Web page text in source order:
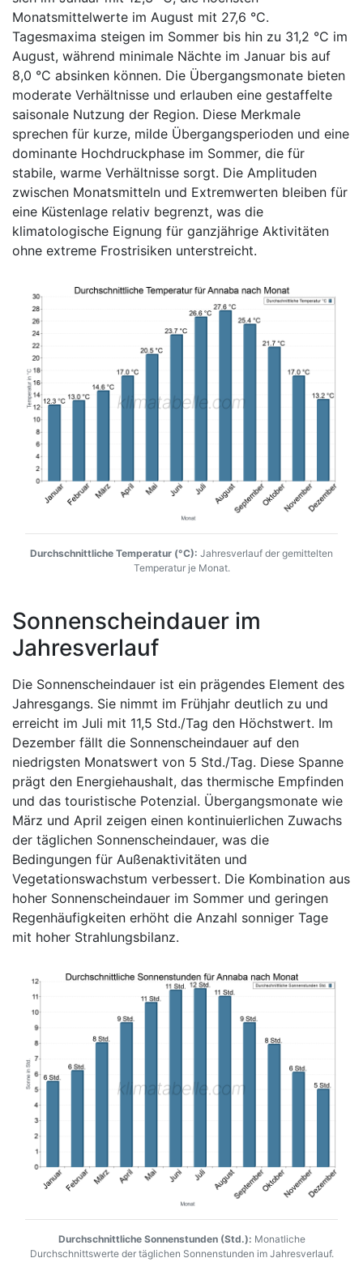
Monatsmittelwerte im August mit 27,6 °C.
Tagesmaxima steigen im Sommer bis hin zu 31,2 °C im
August, während minimale Nächte im Januar bis auf
8,0 °C absinken können. Die Übergangsmonate bieten
moderate Verhältnisse und erlauben eine gestaffelte
saisonale Nutzung der Region. Diese Merkmale
sprechen für kurze, milde Übergangsperioden und eine
dominante Hochdruckphase im Sommer, die für
stabile, warme Verhältnisse sorgt. Die Amplituden
zwischen Monatsmitteln und Extremwerten bleiben für
eine Küstenlage relativ begrenzt, was die
klimatologische Eignung für ganzjährige Aktivitäten
ohne extreme Frostrisiken unterstreicht.
Durchschnittliche Temperatur (°C): Jahresverlauf der gemittelten
Temperatur je Monat.
Sonnenscheindauer im
Jahresverlauf
Die Sonnenscheindauer ist ein prägendes Element des
Jahresgangs. Sie nimmt im Frühjahr deutlich zu und
erreicht im Juli mit 11,5 Std./Tag den Höchstwert. Im
Dezember fällt die Sonnenscheindauer auf den
niedrigsten Monatswert von 5 Std./Tag. Diese Spanne
prägt den Energiehaushalt, das thermische Empfinden
und das touristische Potenzial. Übergangsmonate wie
März und April zeigen einen kontinuierlichen Zuwachs
der täglichen Sonnenscheindauer, was die
Bedingungen für Außenaktivitäten und
Vegetationswachstum verbessert. Die Kombination aus
hoher Sonnenscheindauer im Sommer und geringen
Regenhäufigkeiten erhöht die Anzahl sonniger Tage
mit hoher Strahlungsbilanz.
Durchschnittliche Sonnenstunden (Std.): Monatliche
Durchschnittswerte der täglichen Sonnenstunden im Jahresverlauf.